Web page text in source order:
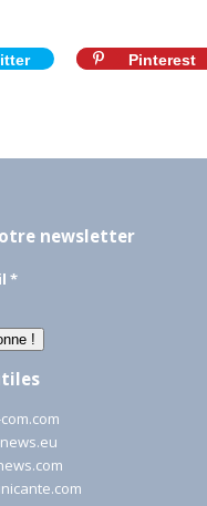
Pinterest
newsletter
*